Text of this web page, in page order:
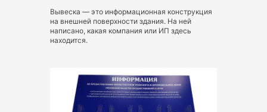
Вывеска — это информационная конструкция
на внешней поверхности здания. На ней
написано, какая компания или ИП здесь
находится.